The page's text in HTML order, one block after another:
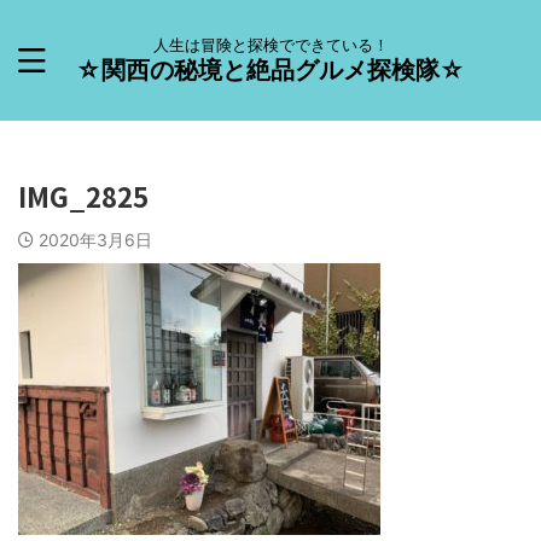
人生は冒険と探検でできている！
☆関西の秘境と絶品グルメ探検隊☆
IMG_2825
2020年3月6日